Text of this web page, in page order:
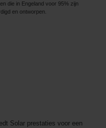
die in Engeland voor 95% zijn
en ontworpen.
Solar prestaties voor een